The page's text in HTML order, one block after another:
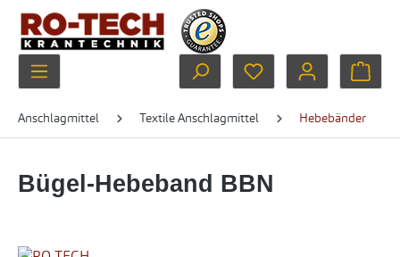
Zum Hauptinhalt springen
Du hast 0 Produkte
Anschlagmittel Textile Anschlagmittel Hebebänder
Bügel-Hebeband BBN